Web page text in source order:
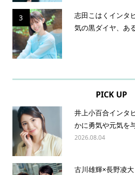
3
志田こはくインタ
気の黒ダイヤ、あ
PICK UP
井上小百合インタ
かに勇気や元気を
2026.08.04
古川雄輝×長野凌